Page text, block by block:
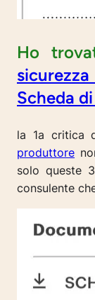
Ho
Scheda
la 1a critica
produttore
solo queste
consulente